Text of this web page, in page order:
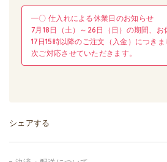
━〇 仕入れによる休業日のお知らせ
7月18日（土）～26日（日）の期間、お
17日15時以降のご注文（入金）につき
次ご対応させていただきます。
シェアする